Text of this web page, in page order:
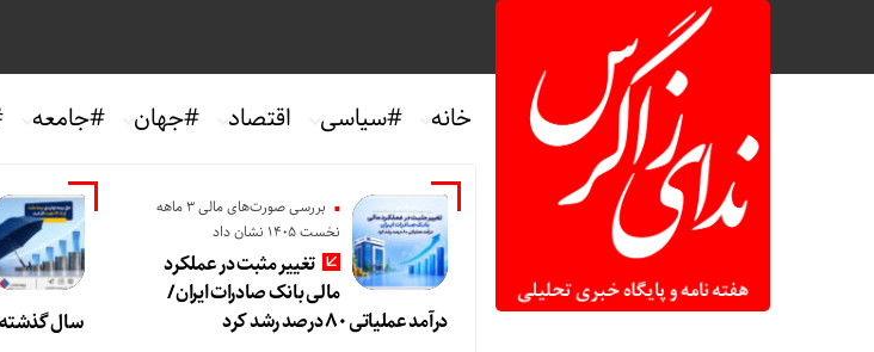
خانه #سیاسی اقتصاد #جهان #جامعه
بررسی صورت‌های مالی 3 ماهه
نخست 1405 نشان داد
تغییر مثبت در عملکرد
مالی بانک صادرات ایران/
درآمد عملیاتی ۸۰ درصد رشد کرد
سال گذشته